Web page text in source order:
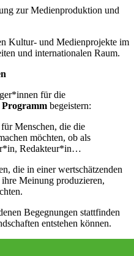
zur Medienproduktion und
Kultur- und Medienprojekte im
und internationalen Raum.
für die
begeistern:
Menschen, die die
möchten, ob als
Redakteur*in…
die in einer wertschätzenden
Meinung produzieren,
Begegnungen stattfinden
entstehen können.